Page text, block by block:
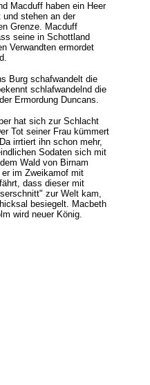
Macduff haben ein Heer
und stehen an der
Grenze. Macduff
seine in Schottland
Verwandten ermordet
Burg schafwandelt die
schlafwandelnd die
Ermordung Duncans.
hat sich zur Schlacht
Tot seiner Frau kümmert
irrtiert ihn schon mehr,
Sodaten sich mit
Wald von Birnam
im Zweikamof mit
dass dieser mit
zur Welt kam,
besiegelt. Macbeth
wird neuer König.